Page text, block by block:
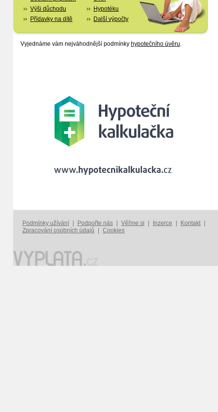
Výši důchodu
Přídavky na dítě
Hypotéku
Další výpočty
Vyjednáme vám nejváhodnější podmínky hypotečního úvěru.
Podmínky užívání Podpořte nás Věřme si Inzerce Kontakt
Zpracování osobních údajů
Cookies